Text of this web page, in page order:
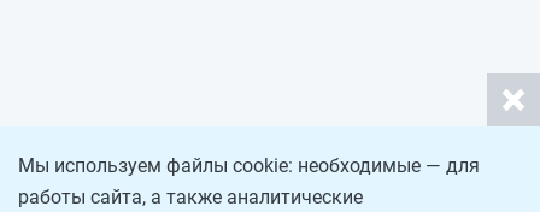
Мы используем файлы cookie: необходимые — для
работы сайта, а также аналитические